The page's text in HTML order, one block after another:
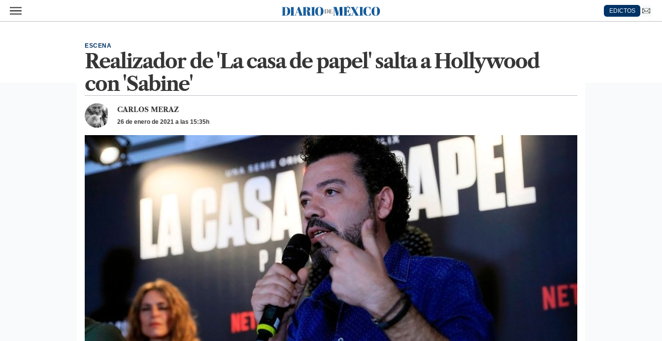
Ir al contenido principal
Diario de México
EDICTOS
Realizador de 'La casa de papel' salta a Hollywood
con 'Sabine'
ESCENA
CARLOS MERAZ
26 de enero de 2021 a las 15:35h